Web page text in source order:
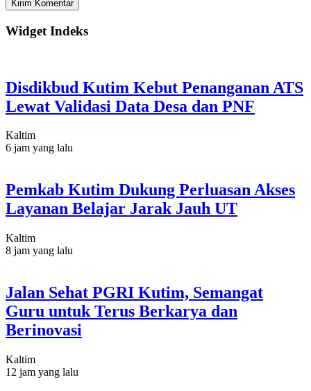
Widget Indeks
Disdikbud Kutim Kebut Penanganan ATS
Lewat Validasi Data Desa dan PNF
Kaltim
6 jam yang lalu
Pemkab Kutim Dukung Perluasan Akses
Layanan Belajar Jarak Jauh UT
Kaltim
8 jam yang lalu
Jalan Sehat PGRI Kutim, Semangat
Guru untuk Terus Berkarya dan
Berinovasi
Kaltim
12 jam yang lalu